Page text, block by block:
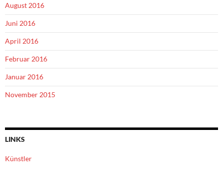
August 2016
Juni 2016
April 2016
Februar 2016
Januar 2016
November 2015
LINKS
Künstler